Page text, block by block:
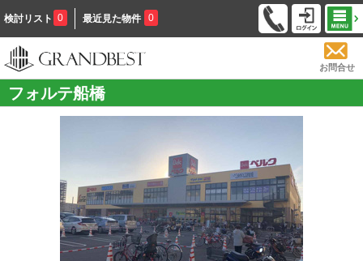
検討リスト 0 最近見た物件 0
お問合せ
フォルテ船橋